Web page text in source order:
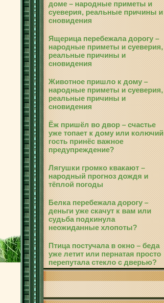
доме – народные приметы и
суеверия, реальные причины и
сновидения
Ящерица перебежала дорогу –
народные приметы и суеверия,
реальные причины и
сновидения
Животное пришло к дому –
народные приметы и суеверия,
реальные причины и
сновидения
Ёж пришёл во двор – счастье
уже топает к дому или колючий
гость принёс важное
предупреждение?
Лягушки громко квакают –
народный прогноз дождя и
тёплой погоды
Белка перебежала дорогу –
деньги уже скачут к вам или
судьба подкинула
неожиданные хлопоты?
Птица постучала в окно – беда
уже летит или пернатая просто
перепутала стекло с дверью?